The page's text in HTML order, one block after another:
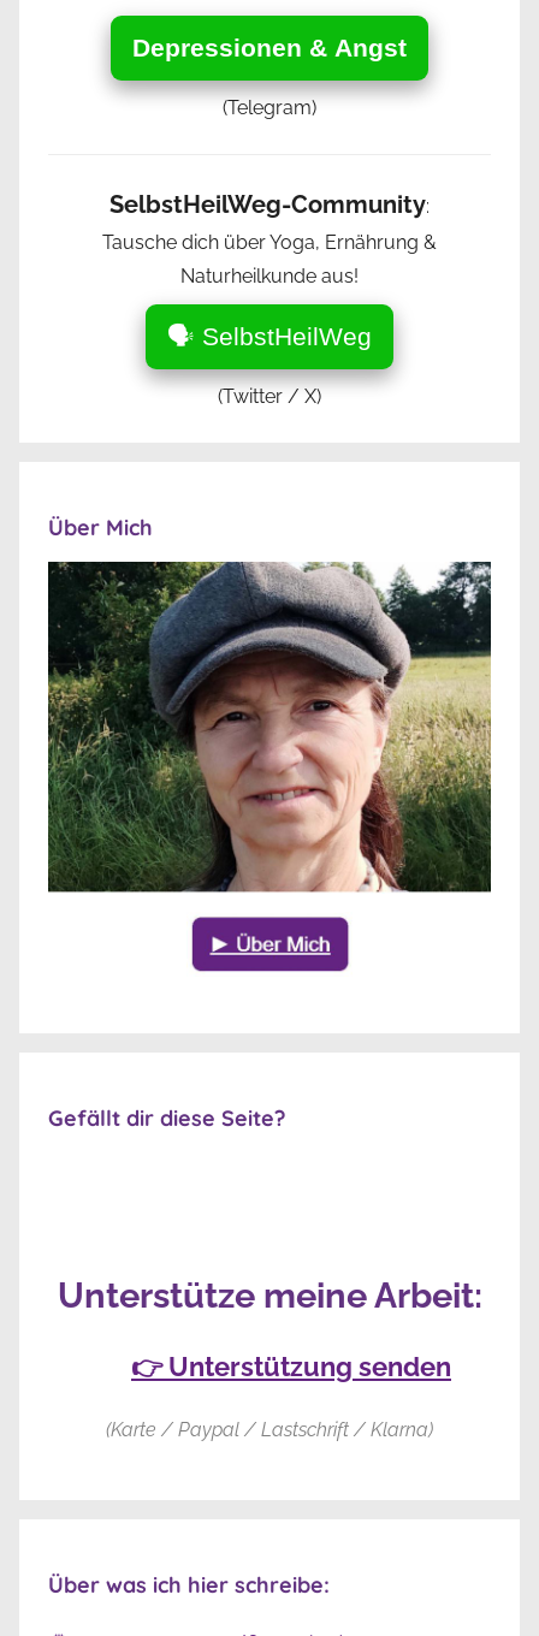
Depressionen & Angst
(Telegram)
SelbstHeilWeg-Community:
Tausche dich über Yoga, Ernährung &
Naturheilkunde aus!
🗣️ SelbstHeilWeg
(Twitter / X)
Über Mich
Gefällt dir diese Seite?
Unterstütze meine Arbeit:
👉 Unterstützung senden
(Karte / Paypal / Lastschrift / Klarna)
Über was ich hier schreibe: